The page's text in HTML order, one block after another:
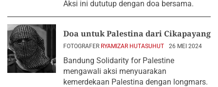
Aksi ini dututup dengan doa bersama.
Doa untuk Palestina dari Cikapayang
FOTOGRAFER RYAMIZAR HUTASUHUT 26 MEI 2024
Bandung Solidarity for Palestine
mengawali aksi menyuarakan
kemerdekaan Palestina dengan longmars.